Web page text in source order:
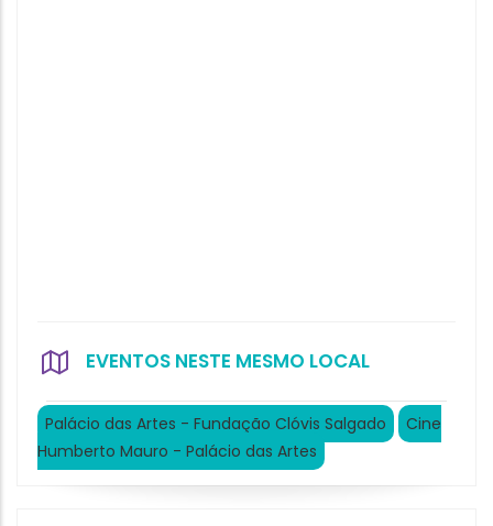
EVENTOS NESTE MESMO LOCAL
Palácio das Artes - Fundação Clóvis Salgado
Cine
Humberto Mauro - Palácio das Artes